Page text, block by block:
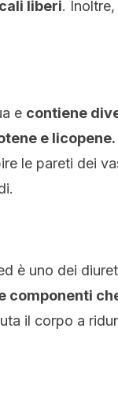
liberi.
e contiene
e licopene.
le pareti dei
è uno dei
componenti
il corpo a